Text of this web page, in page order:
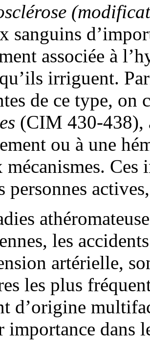
sanguins
associée à
irriguent.
de ce type, on
(CIM 430-438),
ou à une
mécanismes.
personnes
les
artérielle,
les plus
d’origine
importance dans